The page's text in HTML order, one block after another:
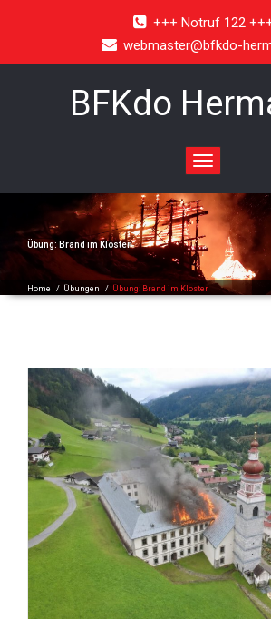
+++ Notruf 122
webmaster@bfkdo-
BFKdo
Toggle
navigation
Übung: Brand im Kloster
Home / Übungen / Übung: Brand im Kloster